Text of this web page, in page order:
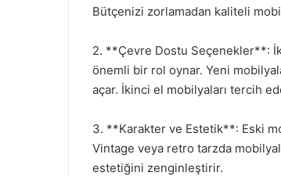
Bütçenizi zorlamadan kaliteli
2. **Çevre Dostu Seçenekler**:
önemli bir rol oynar. Yeni
açar. İkinci el mobilyaları tercih
3. **Karakter ve Estetik**: Eski
Vintage veya retro tarzda
estetiğini zenginleştirir.